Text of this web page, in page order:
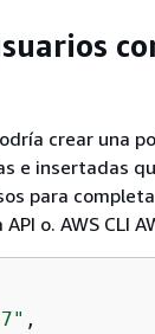
crear una
e insertadas
para
o. AWS CLI
,